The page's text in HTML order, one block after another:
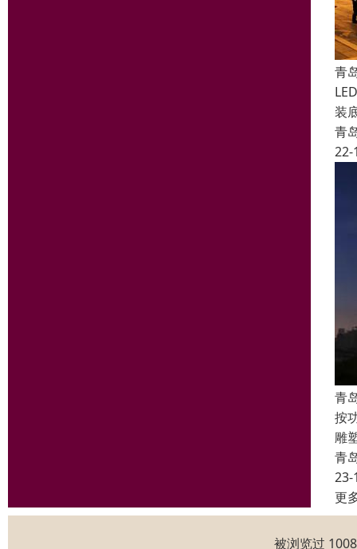
青
装
青
22-
青
按
雕
青
23-
更
被浏览过